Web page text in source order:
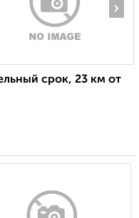
›
срок, 23 км от